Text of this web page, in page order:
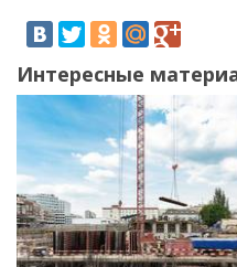
Интересные